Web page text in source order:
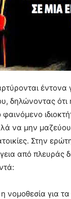
έντονα
δηλώνοντας ότι
φαινόμενο
να μην
Στην
από πλευράς
νομοθεσία για